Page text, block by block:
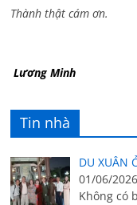
Thành thật cám ơn.
Lương Minh
Tin nhà
DU XUÂN
01/06/2026
Không có